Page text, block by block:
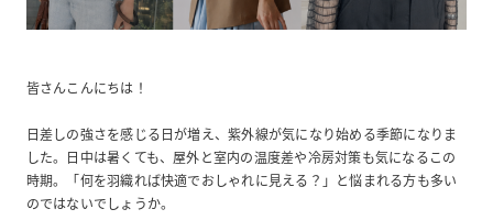
皆さんこんにちは！
日差しの強さを感じる日が増え、紫外線が気になり始める季節になりま
した。日中は暑くても、屋外と室内の温度差や冷房対策も気になるこの
時期。「何を羽織れば快適でおしゃれに見える？」と悩まれる方も多い
のではないでしょうか。